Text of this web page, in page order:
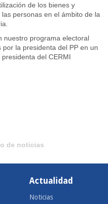
de los bienes y
personas en el ámbito de la
nuestro programa electoral
la presidenta del PP en un
del CERMI
de noticias
Actualidad
Noticias